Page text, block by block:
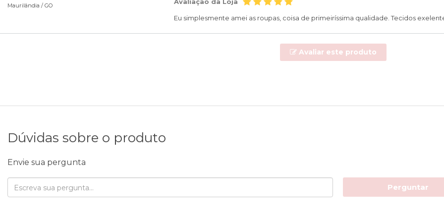
Maurilândia / GO
Eu simplesmente amei as roupas, coisa de primeiríssima qualidade. Tecidos
Avaliar este produto
Dúvidas sobre o produto
Envie sua pergunta
Perguntar